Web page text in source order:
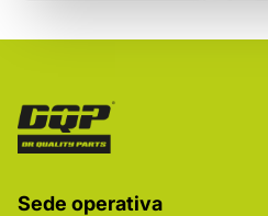
Sede operativa